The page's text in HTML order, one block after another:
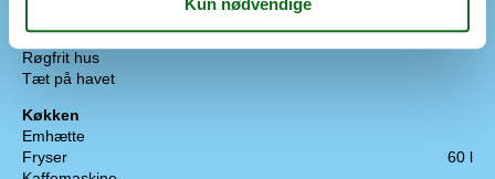
Kvalitetshavemøbler
Røgfrit hus
Tæt på havet
Køkken
Emhætte
Fryser
60 l